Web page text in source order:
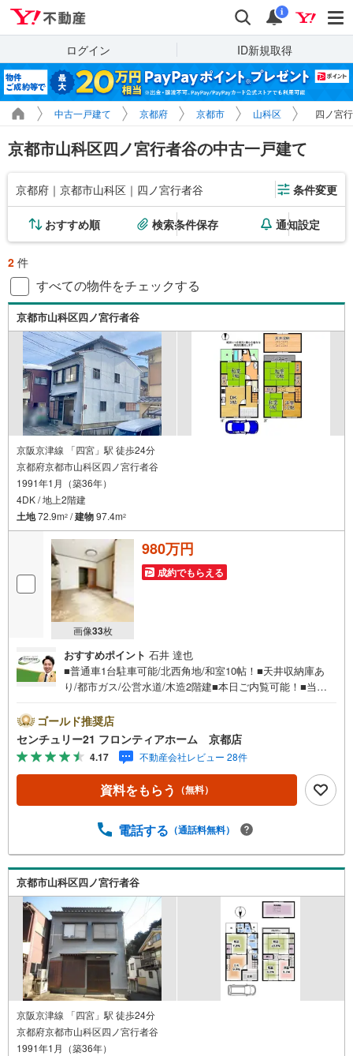
検索 通知
i
ログイン ID新規取得
中古一戸建て 京都府 京都市 山科区 四ノ宮
京都市山科区四ノ宮行者谷の中古一戸建て
京都府｜京都市山科区｜四ノ宮行者谷 条件変更
おすすめ順 検索条件保存 通知設定
2 件
すべての物件をチェックする
京都市山科区四ノ宮行者谷
京阪京津線 「四宮」駅 徒歩24分
京都府京都市山科区四ノ宮行者谷
1991年1月（築36年）
4DK / 地上2階建
土地72.9m2 /建物97.4m2
画像33枚
980万円
成約でもらえる
おすすめポイント 石井 達也
■普通車1台駐車可能/北西角地/和室10帖！■天井収納庫あ
り/都市ガス/公営水道/木造2階建■本日ご内覧可能！■当日
車場1台空きあり・音羽小学校まで徒歩約32分（約2560
m）・音羽中学校まで徒歩約39分（約3070m） 弊社につい
て・センチュリー21グループ売上販売・契約件数 全国1位
の実績（2023年時点・全国991店舗中）・リフォームなど
のご相談承ります！（カーポートの設置、間取りの一部変
更などご提案可能 ）・365日営業中！お客様のご都合に合
のご相談（約30分～）→資金計画やローンのご相談（約30
ださい！
ゴールド推奨店
センチュリー21 フロンティアホーム 京都店
4.17 不動産会社レビュー 28件
資料をもらう （無料）
電話する （通話料無料）
京都市山科区四ノ宮行者谷
京阪京津線 「四宮」駅 徒歩24分
京都府京都市山科区四ノ宮行者谷
1991年1月（築36年）